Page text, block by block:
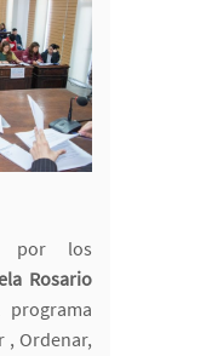
por los
Rosario
, Ordenar,